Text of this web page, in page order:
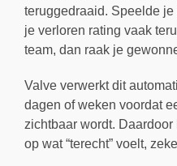
teruggedraaid. Speelde
je verloren rating vaak
team, dan raak je
Valve verwerkt dit
dagen of weken voordat
zichtbaar wordt.
op wat “terecht” voelt,